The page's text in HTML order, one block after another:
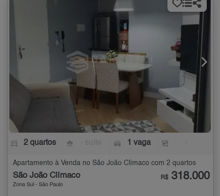
2 quartos 1 vaga
Apartamento à Venda no São João Clímaco com 2 quartos
São João Clímaco
Zona Sul - São Paulo
R$ 318.000